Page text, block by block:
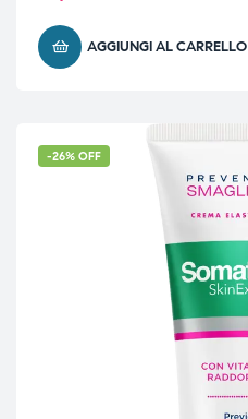
AGGIUNGI AL CARRELLO
-26% OFF